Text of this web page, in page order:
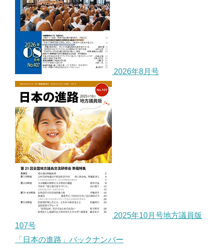
2026年8月号
2025年10月号地方議員版
107号
「日本の進路」バックナンバー